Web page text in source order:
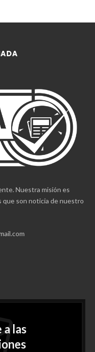
Nuestra misión es
que son noticia de nuestro
las